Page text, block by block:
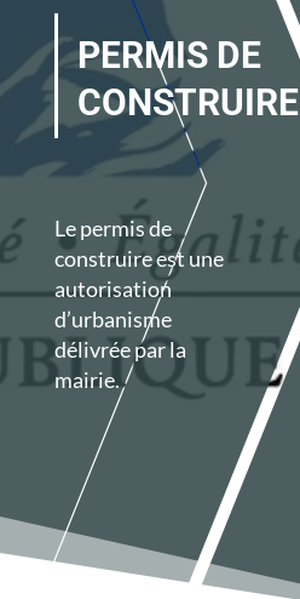
PERMIS DE
CONSTRUIRE
Le permis de
construire est une
autorisation
d’urbanisme
délivrée par la
mairie.